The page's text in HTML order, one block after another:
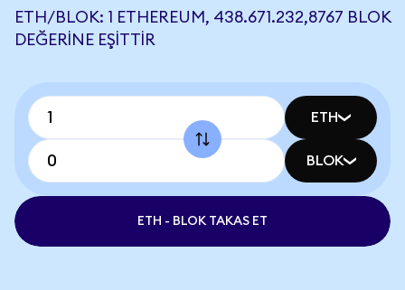
ETH/BLOK: 1 ETHEREUM, 438.671.232,8767 BLOK
DEĞERINE EŞITTIR
ETH
BLOK
ETH - BLOK TAKAS ET